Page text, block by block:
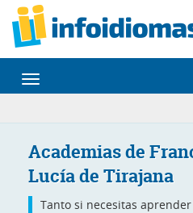
Desplegar
navegación
Academias de
Lucía de Tirajana
Tanto si necesitas